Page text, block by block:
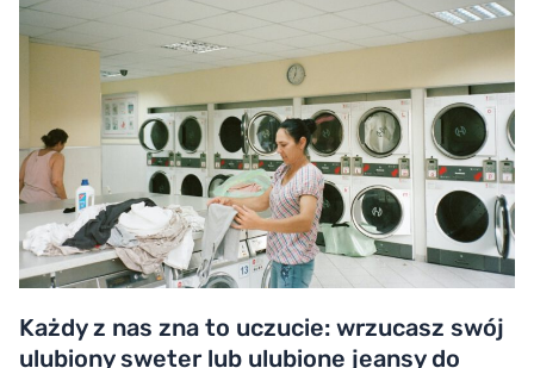
Każdy z nas zna to uczucie: wrzucasz swój
ulubiony sweter lub ulubione jeansy do